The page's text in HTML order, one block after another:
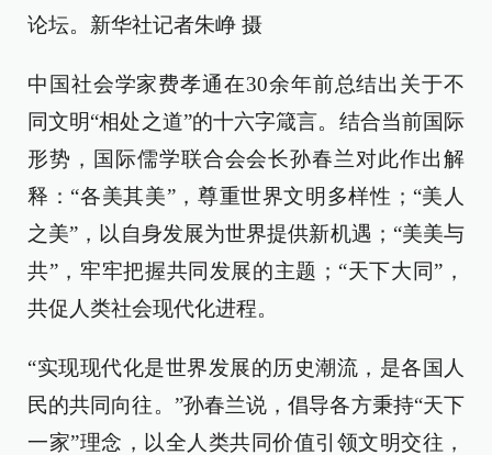
论坛。新华社记者朱峥 摄
中国社会学家费孝通在30余年前总结出关于不
同文明“相处之道”的十六字箴言。结合当前国际
形势，国际儒学联合会会长孙春兰对此作出解
释：“各美其美”，尊重世界文明多样性；“美人
之美”，以自身发展为世界提供新机遇；“美美与
共”，牢牢把握共同发展的主题；“天下大同”，
共促人类社会现代化进程。
“实现现代化是世界发展的历史潮流，是各国人
民的共同向往。”孙春兰说，倡导各方秉持“天下
一家”理念，以全人类共同价值引领文明交往，